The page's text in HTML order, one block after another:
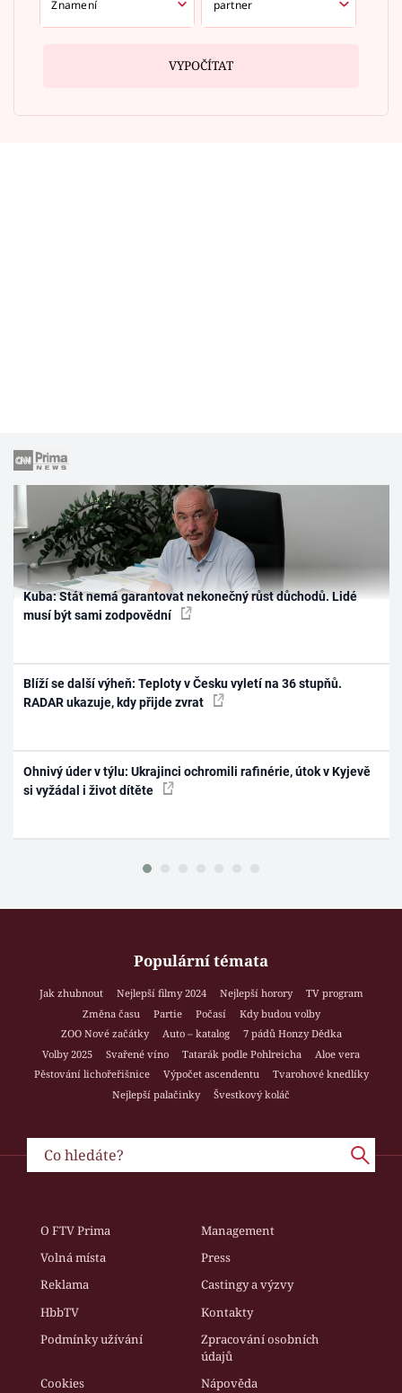
VYPOČÍTAT
Kuba: Stát nemá garantovat nekonečný růst důchodů. Lidé
musí být sami zodpovědní
Blíží se další výheň: Teploty v Česku vyletí na 36 stupňů.
RADAR ukazuje, kdy přijde zvrat
Ohnivý úder v týlu: Ukrajinci ochromili rafinérie, útok v Kyjevě
si vyžádal i život dítěte
Populární témata
Jak zhubnout Nejlepší filmy 2024 Nejlepší horory
TV program
Změna času
Partie Počasí
Kdy budou volby
ZOO Nové začátky
Auto – katalog
7 pádů Honzy Dědka
Volby 2025
Svařené víno Tatarák podle Pohlreicha
Aloe vera
Pěstování lichořeřišnice
Výpočet ascendentu
Tvarohové knedlíky
Nejlepší palačinky
Švestkový koláč
O FTV Prima
Management
Volná místa
Press
Reklama
Castingy a výzvy
HbbTV
Kontakty
Podmínky užívání
Zpracování osobních
údajů
Cookies
Nápověda